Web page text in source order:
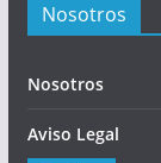
Nosotros
Nosotros
Aviso Legal